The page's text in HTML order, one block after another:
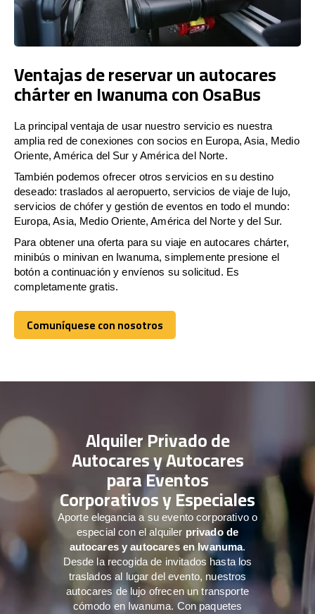
Ventajas de reservar un autocares
chárter en Iwanuma con OsaBus
La principal ventaja de usar nuestro servicio es nuestra
amplia red de conexiones con socios en Europa, Asia, Medio
Oriente, América del Sur y América del Norte.
También podemos ofrecer otros servicios en su destino
deseado: traslados al aeropuerto, servicios de viaje de lujo,
servicios de chófer y gestión de eventos en todo el mundo:
Europa, Asia, Medio Oriente, América del Norte y del Sur.
Para obtener una oferta para su viaje en autocares chárter,
minibús o minivan en Iwanuma, simplemente presione el
botón a continuación y envíenos su solicitud. Es
completamente gratis.
Comuníquese con nosotros
Comuníquese con nosotros
Alquiler Privado de
Autocares y Autocares
para Eventos
Corporativos y Especiales
Aporte elegancia a su evento corporativo o
especial con el alquiler privado de
autocares y autocares en Iwanuma.
Desde la recogida de invitados hasta los
traslados al lugar del evento, nuestros
autocares de lujo ofrecen un transporte
cómodo en Iwanuma. Con paquetes